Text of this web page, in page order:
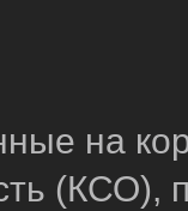
на
(КСО),